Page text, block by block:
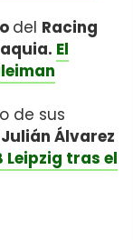
del Racing
El
de sus
Julián Álvarez
Leipzig tras el